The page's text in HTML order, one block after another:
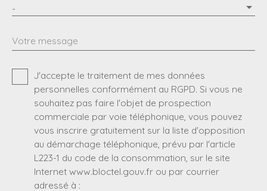
-
Votre message
J'accepte le traitement de mes données
personnelles conformément au RGPD. Si vous ne
souhaitez pas faire l'objet de prospection
commerciale par voie téléphonique, vous pouvez
vous inscrire gratuitement sur la liste d'opposition
au démarchage téléphonique, prévu par l'article
L223-1 du code de la consommation, sur le site
Internet www.bloctel.gouv.fr ou par courrier
adressé à :